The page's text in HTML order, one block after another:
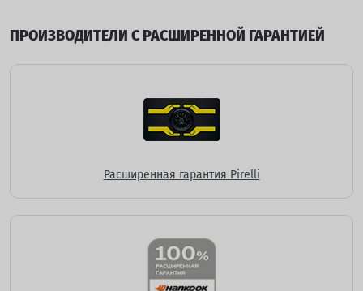
ПРОИЗВОДИТЕЛИ С РАСШИРЕННОЙ ГАРАНТИЕЙ
Расширенная гарантия Pirelli